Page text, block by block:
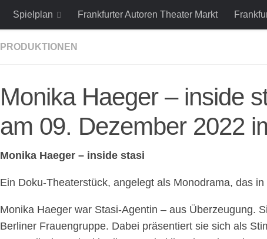
Spielplan Frankfurter Autoren Theater Markt
PRODUKTIONEN
Monika Haeger – inside
am 09. Dezember 2022
Monika Haeger – inside stasi
Ein Doku-Theaterstück, angelegt als Monodrama, das
Monika Haeger war Stasi-Agentin – aus Überzeugung.
Berliner Frauengruppe. Dabei präsentiert sie sich als